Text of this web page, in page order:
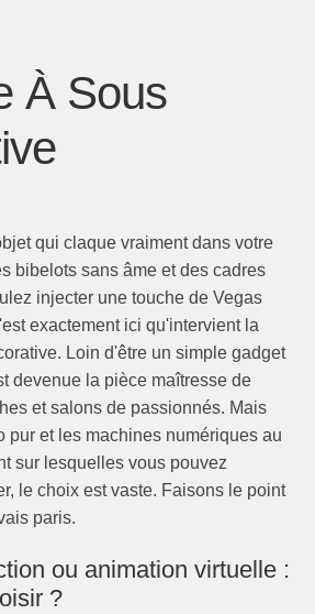
À Sous
qui claque vraiment dans votre
bibelots sans âme et des cadres
injecter une touche de Vegas
exactement ici qu'intervient la
Loin d'être un simple gadget
devenue la pièce maîtresse de
et salons de passionnés. Mais
pur et les machines numériques au
sur lesquelles vous pouvez
le choix est vaste. Faisons le point
paris.
ou animation virtuelle :
?